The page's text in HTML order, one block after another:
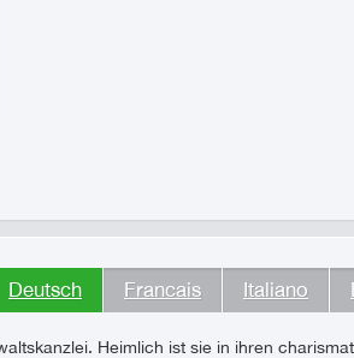
Deutsch Francais Italiano
Heimlich ist sie in ihren